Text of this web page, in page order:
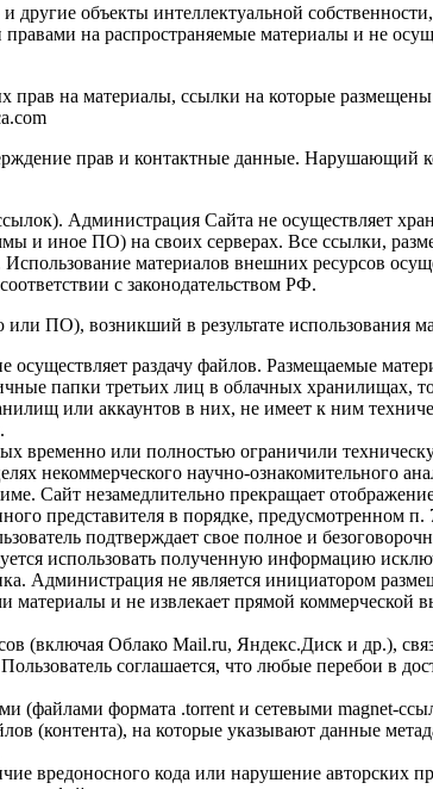
другие объекты интеллектуальной
на распространяемые материалы и не
на материалы, ссылки на которые
прав и контактные данные. Нарушающий
Администрация Сайта не осуществляет
и иное ПО) на своих серверах. Все ссылки,
материалов внешних ресурсов
с законодательством РФ.
ПО), возникший в результате использования
осуществляет раздачу файлов. Размещаемые
папки третьих лиц в облачных хранилищах,
или аккаунтов в них, не имеет к ним
временно или полностью ограничили
некоммерческого научно-ознакомительного
Сайт незамедлительно прекращает
представителя в порядке, предусмотренном
подтверждает свое полное и
использовать полученную информацию
Администрация не является инициатором
и не извлекает прямой коммерческой
(включая Облако Mail.ru, Яндекс.Диск и др.),
соглашается, что любые перебои в
(файлами формата .torrent и сетевыми magnet-
(контента), на которые указывают данные
вредоносного кода или нарушение авторских